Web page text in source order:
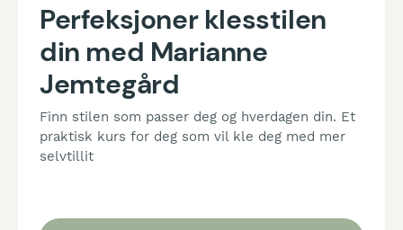
Perfeksjoner klesstilen
din med Marianne
Jemtegård
Finn stilen som passer deg og hverdagen din. Et
praktisk kurs for deg som vil kle deg med mer
selvtillit